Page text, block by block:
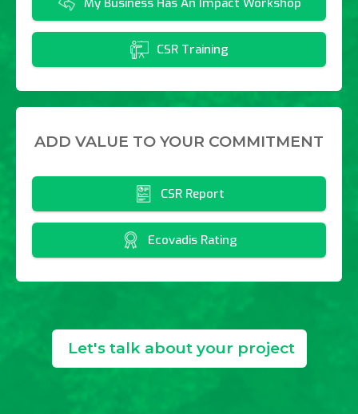
My Business Has An Impact Workshop
CSR Training
ADD VALUE TO YOUR COMMITMENT
CSR Report
Ecovadis Rating
Let's talk about your project